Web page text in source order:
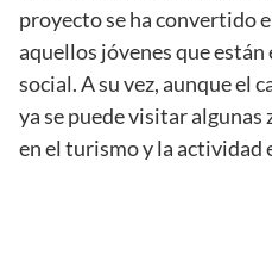
proyecto se ha convertido
aquellos jóvenes que están
social. A su vez, aunque el
ya se puede visitar algunas
en el turismo y la actividad